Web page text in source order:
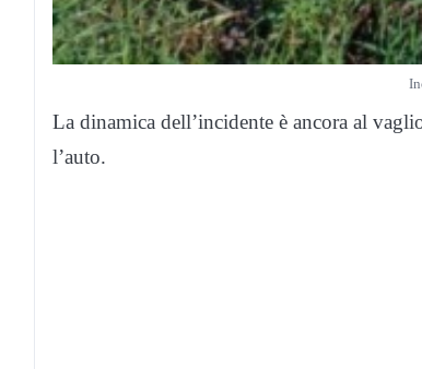
La dinamica dell’incidente è ancora al
l’auto.